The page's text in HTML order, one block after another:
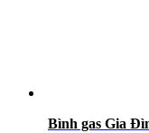
Bình gas Gia